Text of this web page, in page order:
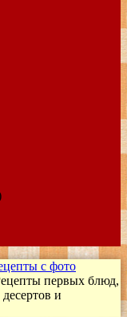
с фото
первых блюд,
и